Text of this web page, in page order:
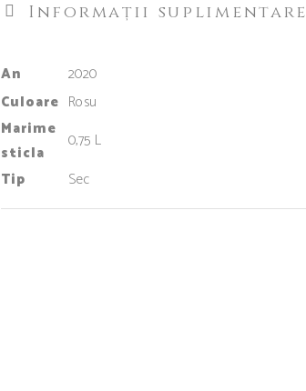
Informații suplimentare
An
2020
Culoare Rosu
Marime
sticla
0,75 L
Tip
Sec